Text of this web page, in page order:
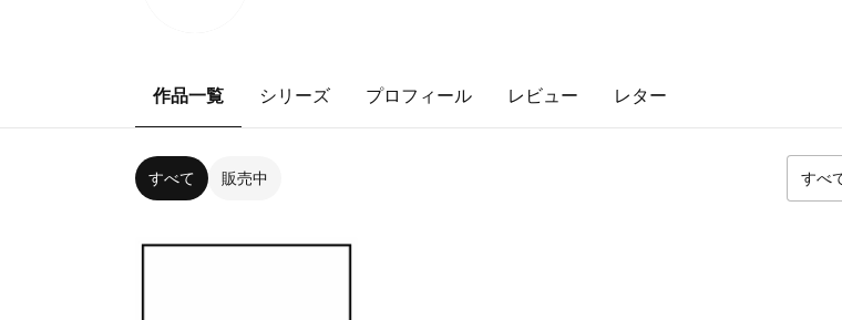
作品一覧 シリーズ プロフィール レビュー レター
すべて 販売中